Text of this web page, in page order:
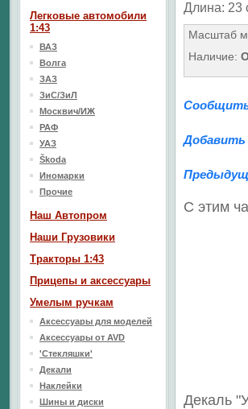
Длина: 23
Масштаб
Наличие:
С этим
Декаль
Легковые автомобили
1:43
ВАЗ
Волга
ЗАЗ
ЗиС/ЗиЛ
Москвич/ИЖ
РАФ
УАЗ
Škoda
Иномарки
Прочие
Наш Aвтопром
Наши Грузовики
Тракторы 1:43
Прицепы и аксессуары
Умелым ручкам
Аксессуары для моделей
Аксессуары от AVD
'Стекляшки'
Декали
Наклейки
Шины и диски